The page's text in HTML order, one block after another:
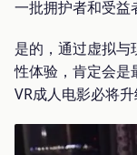
一批拥护者和受益
是的，通过虚拟与
性体验，肯定会是
VR成人电影必将